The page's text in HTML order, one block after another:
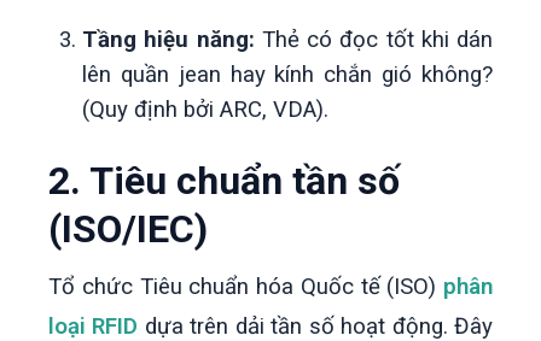
Tầng hiệu năng: Thẻ có đọc tốt khi dán
lên quần jean hay kính chắn gió không?
(Quy định bởi ARC, VDA).
2. Tiêu chuẩn tần số
(ISO/IEC)
Tổ chức Tiêu chuẩn hóa Quốc tế (ISO) phân
loại RFID dựa trên dải tần số hoạt động. Đây